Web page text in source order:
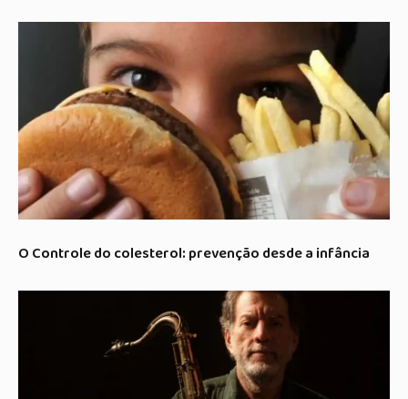
O Controle do colesterol: prevenção desde a infância